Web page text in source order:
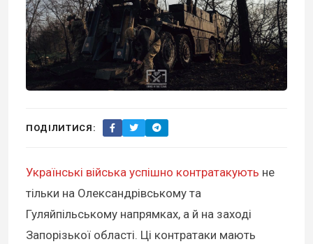
ПОДІЛИТИСЯ:
Українські війська успішно контратакують не
тільки на Олександрівському та
Гуляйпільському напрямках, а й на заході
Запорізької області. Ці контратаки мають